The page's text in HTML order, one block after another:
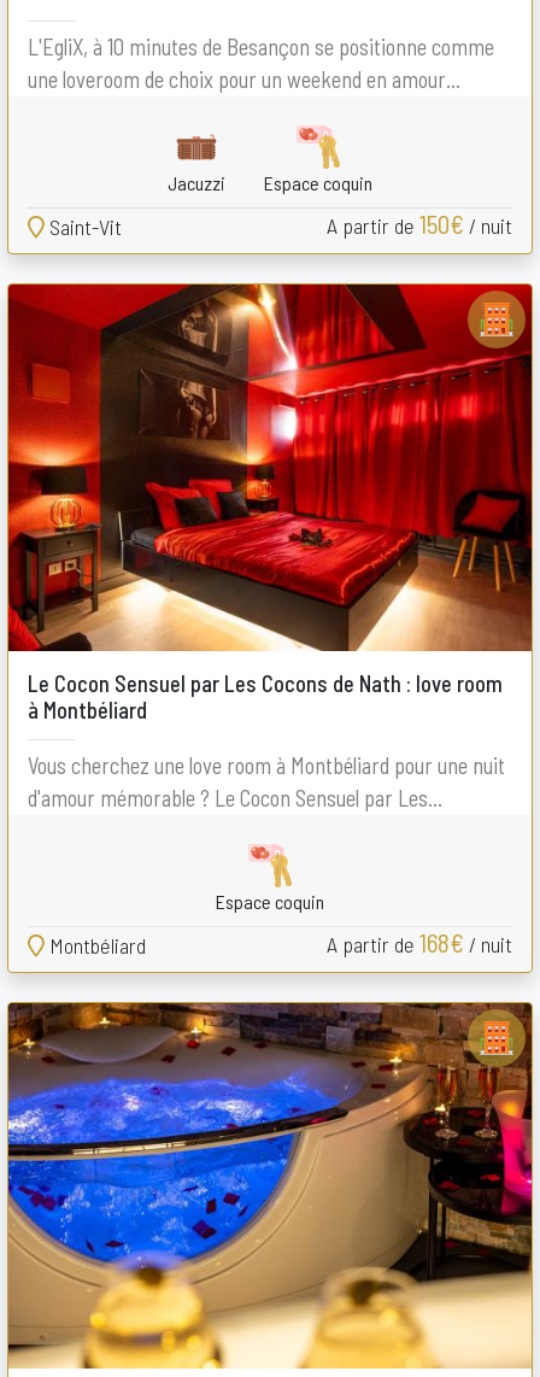
L'EgliX, à 10 minutes de Besançon se positionne comme
une loveroom de choix pour un weekend en amour...
Jacuzzi Espace coquin
Saint-Vit A partir de 150€ / nuit
Le Cocon Sensuel par Les Cocons de Nath : love room
à Montbéliard
Vous cherchez une love room à Montbéliard pour une nuit
d'amour mémorable ? Le Cocon Sensuel par Les...
Espace coquin
Montbéliard A partir de 168€ / nuit